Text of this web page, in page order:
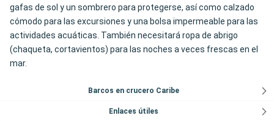
gafas de sol y un sombrero para protegerse, así como calzado
cómodo para las excursiones y una bolsa impermeable para las
actividades acuáticas. También necesitará ropa de abrigo
(chaqueta, cortavientos) para las noches a veces frescas en el
mar.
Barcos en crucero Caribe
Enlaces útiles